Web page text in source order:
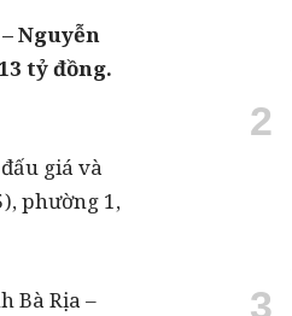
Nguyễn
tỷ đồng.
giá và
phường 1,
Bà Rịa –